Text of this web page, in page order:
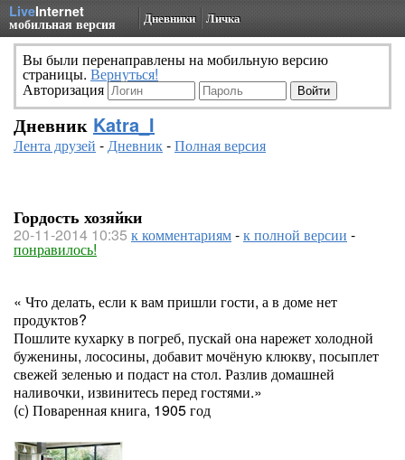
LiveInternet
мобильная версия Дневники Личка
Вы были перенаправлены на мобильную версию
страницы. Вернуться!
Авторизация
Дневник Katra_I
Лента друзей -Дневник-Полная версия
Гордость хозяйки
20-11-2014 10:35 к комментариям-к полной версии -
понравилось!
« Что делать, если к вам пришли гости, а в доме нет
продуктов?
Пошлите кухарку в погреб, пускай она нарежет холодной
буженины, лососины, добавит мочёную клюкву, посыплет
свежей зеленью и подаст на стол. Разлив домашней
наливочки, извинитесь перед гостями.»
(с) Поваренная книга, 1905 год